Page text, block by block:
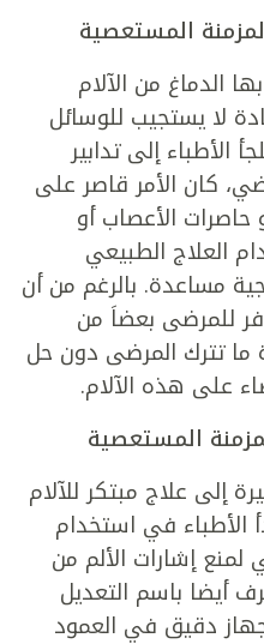
المستعصية
الدماغ من الآلام
لا يستجيب للوسائل
الأطباء إلى تدابير
كان الأمر قاصر على
حاصرات الأعصاب أو
العلاج الطبيعي
مساعدة. بالرغم من أن
للمرضى بعضاَ من
ما تترك المرضى دون حل
على هذه الآلام.
المستعصية
إلى علاج مبتكر للآلام
الأطباء في استخدام
لمنع إشارات الألم من
أيضا باسم التعديل
دقيق في العمود